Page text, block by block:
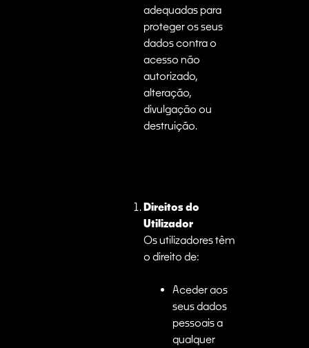
adequadas para
proteger os seus
dados contra o
acesso não
autorizado,
alteração,
divulgação ou
destruição.
Direitos do
Utilizador
Os utilizadores têm
o direito de:
Aceder aos
seus dados
pessoais a
qualquer